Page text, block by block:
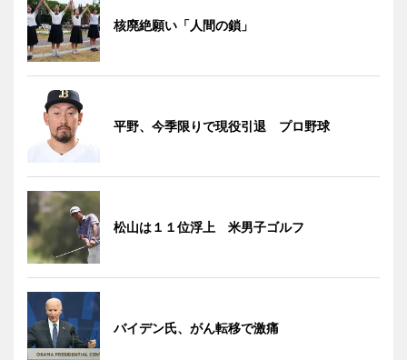
核廃絶願い「人間の鎖」
平野、今季限りで現役引退 プロ野球
松山は１１位浮上 米男子ゴルフ
バイデン氏、がん転移で激痛